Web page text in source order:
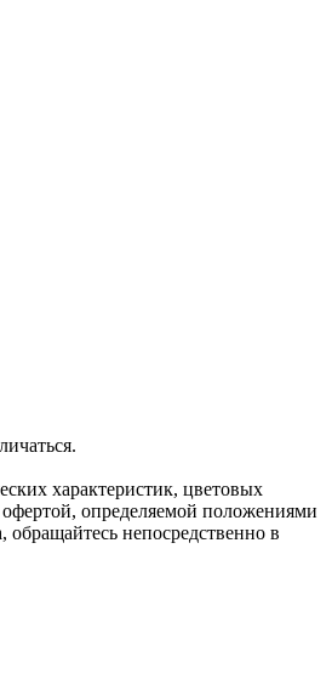
характеристик, цветовых
определяемой положениями
непосредственно в